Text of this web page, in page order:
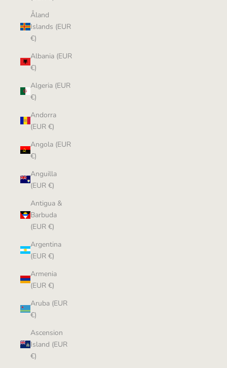
Åland
Islands (EUR
€)
Albania (EUR
€)
Algeria (EUR
€)
Andorra
(EUR €)
Angola (EUR
€)
Anguilla
(EUR €)
Antigua &
Barbuda
(EUR €)
Argentina
(EUR €)
Armenia
(EUR €)
Aruba (EUR
€)
Ascension
Island (EUR
€)